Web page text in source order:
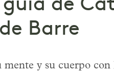
de
Barre
y su cuerpo